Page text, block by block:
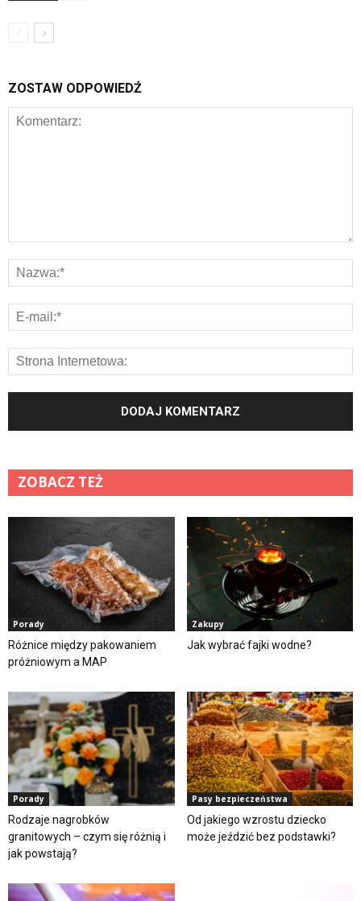
ZOSTAW ODPOWIEDŹ
ZOBACZ TEŻ
Porady
Różnice między pakowaniem
próżniowym a MAP
Zakupy
Jak wybrać fajki wodne?
Porady
Rodzaje nagrobków
granitowych – czym się różnią i
jak powstają?
Pasy bezpieczeństwa
Od jakiego wzrostu dziecko
może jeździć bez podstawki?